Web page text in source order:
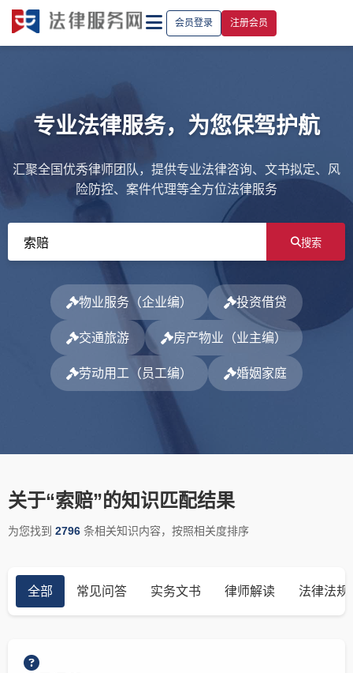
会员登录 注册会员
专业法律服务，为您保驾护航
汇聚全国优秀律师团队，提供专业法律咨询、文书拟定、风
险防控、案件代理等全方位法律服务
搜索
物业服务（企业编） 投资借贷
交通旅游 房产物业（业主编）
劳动用工（员工编） 婚姻家庭
关于“索赔”的知识匹配结果
为您找到 2796 条相关知识内容，按照相关度排序
全部 常见问答 实务文书 律师解读 法律法规